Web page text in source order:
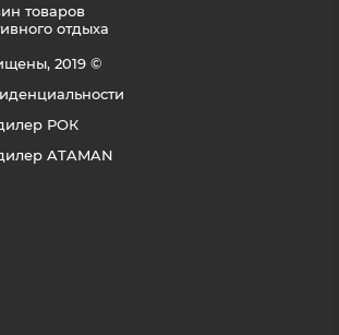
товаров
отдыха
2019 ©
РОК
ATAMAN